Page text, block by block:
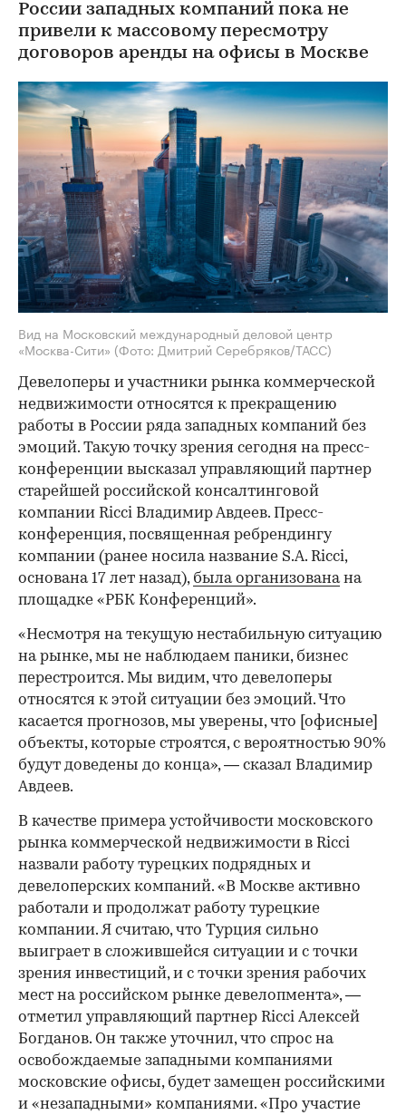
России западных компаний пока не
привели к массовому пересмотру
договоров аренды на офисы в Москве
Вид на Московский международный деловой центр
«Москва-Сити» (Фото: Дмитрий Серебряков/ТАСС)
Девелоперы и участники рынка коммерческой
недвижимости относятся к прекращению
работы в России ряда западных компаний без
эмоций. Такую точку зрения сегодня на пресс-
конференции высказал управляющий партнер
старейшей российской консалтинговой
компании Ricci Владимир Авдеев. Пресс-
конференция, посвященная ребрендингу
компании (ранее носила название S.A. Ricci,
основана 17 лет назад), была организованана
площадке «РБК Конференций».
«Несмотря на текущую нестабильную ситуацию
на рынке, мы не наблюдаем паники, бизнес
перестроится. Мы видим, что девелоперы
относятся к этой ситуации без эмоций. Что
касается прогнозов, мы уверены, что [офисные]
объекты, которые строятся, с вероятностью 90%
будут доведены до конца», — сказал Владимир
Авдеев.
В качестве примера устойчивости московского
рынка коммерческой недвижимости в Ricci
назвали работу турецких подрядных и
девелоперских компаний. «В Москве активно
работали и продолжат работу турецкие
компании. Я считаю, что Турция сильно
выиграет в сложившейся ситуации и с точки
зрения инвестиций, и с точки зрения рабочих
мест на российском рынке девелопмента», —
отметил управляющий партнер Ricci Алексей
Богданов. Он также уточнил, что спрос на
освобождаемые западными компаниями
московские офисы, будет замещен российскими
и «незападными» компаниями. «Про участие